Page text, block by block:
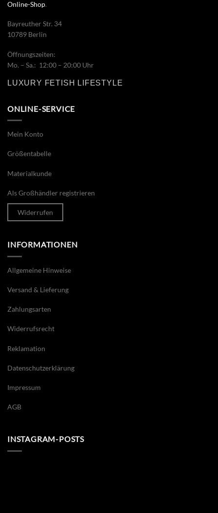
Online-Shop.
Bayreuther Str. 34
10789 Berlin
Öffnungszeiten:
Mo. – Sa.: 12:00 – 20:00 Uhr
LUXURY FETISH LIFESTYLE
ONLINE-SERVICE
Mein Konto
Größentabelle
Materialkunde
Als Großhändler registrieren
Widerrufen
INFORMATIONEN
Allgemeine Hinweise
Versand & Lieferung
Zahlungsarten
Widerrufsrecht
Reklamation
Datenschutzerklärung
Impressum
AGB
INSTAGRAM-POSTS